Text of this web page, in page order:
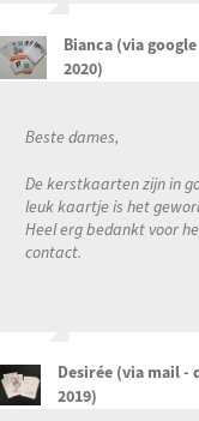
Bianca (via
2020)
Beste dames,
De kerstkaarten zijn in
leuk kaartje is het
Heel erg bedankt voor
contact.
Desirée (via mail -
2019)